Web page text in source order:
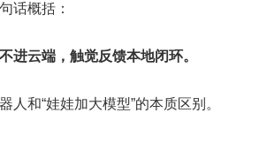
话概括：
进云端，触觉反馈本地闭环。
人和“娃娃加大模型”的本质区别。